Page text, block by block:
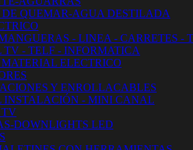
QUEMAR-AGUA DESTILADA
- LINEA - CARRETES -
TV - TELF - INFORMATICA
ELECTRICO
Y ENROLLACABLES
INSTALACIÓN - MINI CANAL
TV
DOWNLIGHTS LED